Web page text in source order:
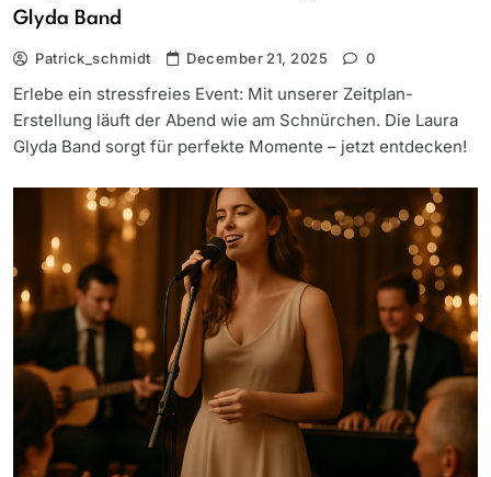
Glyda Band
Patrick_schmidt December 21, 2025 0
Erlebe ein stressfreies Event: Mit unserer Zeitplan-
Erstellung läuft der Abend wie am Schnürchen. Die Laura
Glyda Band sorgt für perfekte Momente – jetzt entdecken!